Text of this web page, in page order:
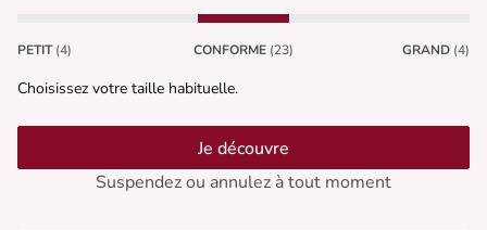
PETIT (4) CONFORME (23) GRAND (4)
Choisissez votre taille habituelle.
Je découvre
Suspendez ou annulez à tout moment